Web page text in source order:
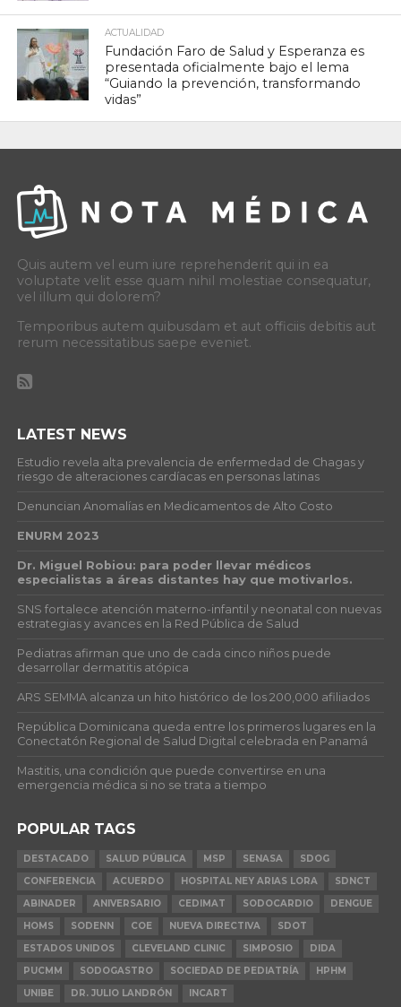
ACTUALIDAD
Fundación Faro de Salud y Esperanza es
presentada oficialmente bajo el lema
“Guiando la prevención, transformando
vidas”
Quis autem vel eum iure reprehenderit qui in ea
voluptate velit esse quam nihil molestiae consequatur,
vel illum qui dolorem?
Temporibus autem quibusdam et aut officiis debitis aut
rerum necessitatibus saepe eveniet.
LATEST NEWS
Estudio revela alta prevalencia de enfermedad de Chagas y
riesgo de alteraciones cardíacas en personas latinas
Denuncian Anomalías en Medicamentos de Alto Costo
ENURM 2023
Dr. Miguel Robiou: para poder llevar médicos
especialistas a áreas distantes hay que motivarlos.
SNS fortalece atención materno-infantil y neonatal con nuevas
estrategias y avances en la Red Pública de Salud
Pediatras afirman que uno de cada cinco niños puede
desarrollar dermatitis atópica
ARS SEMMA alcanza un hito histórico de los 200,000 afiliados
República Dominicana queda entre los primeros lugares en la
Conectatón Regional de Salud Digital celebrada en Panamá
Mastitis, una condición que puede convertirse en una
emergencia médica si no se trata a tiempo
POPULAR TAGS
DESTACADO SALUD PÚBLICA MSP SENASA
SDOG
CONFERENCIA
ACUERDO HOSPITAL NEY ARIAS LORA
SDNCT
ABINADER
ANIVERSARIO CEDIMAT SODOCARDIO
DENGUE
HOMS
SODENN COE NUEVA DIRECTIVA
SDOT
ESTADOS UNIDOS
CLEVELAND CLINIC SIMPOSIO
DIDA
PUCMM
SODOGASTRO SOCIEDAD DE PEDIATRÍA
HPHM
UNIBE
DR. JULIO LANDRÓN INCART